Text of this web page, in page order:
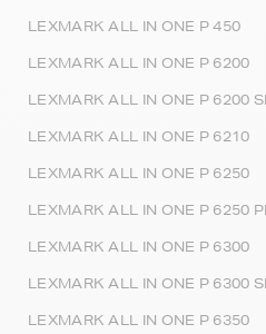
LEXMARK ALL IN ONE P 450
LEXMARK ALL IN ONE P 6200
LEXMARK ALL IN ONE P 6200
LEXMARK ALL IN ONE P 6210
LEXMARK ALL IN ONE P 6250
LEXMARK ALL IN ONE P 6250
LEXMARK ALL IN ONE P 6300
LEXMARK ALL IN ONE P 6300
LEXMARK ALL IN ONE P 6350